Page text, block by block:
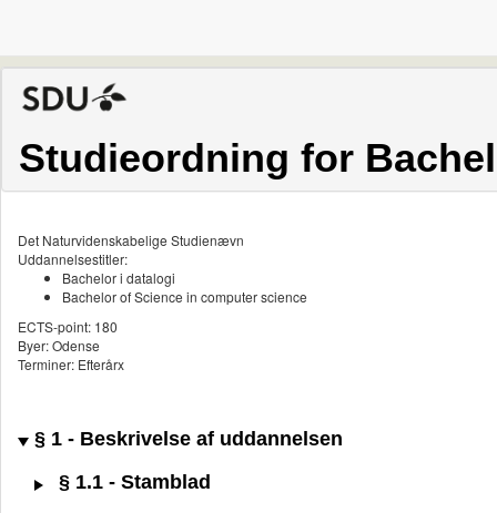
Studieordning for
Det Naturvidenskabelige Studienævn
Uddannelsestitler:
Bachelor i datalogi
Bachelor of Science in computer science
ECTS-point: 180
Byer: Odense
Terminer: Efterårx
§ 1 - Beskrivelse af uddannelsen
§ 1.1 - Stamblad